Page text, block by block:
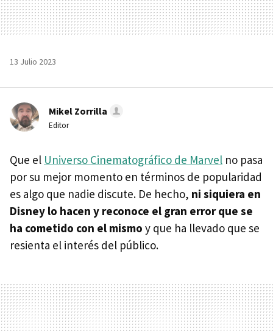
13 Julio 2023
Mikel Zorrilla
Editor
Que el Universo Cinematográfico de Marvel no pasa
por su mejor momento en términos de popularidad
es algo que nadie discute. De hecho, ni siquiera en
Disney lo hacen y reconoce el gran error que se
ha cometido con el mismo y que ha llevado que se
resienta el interés del público.